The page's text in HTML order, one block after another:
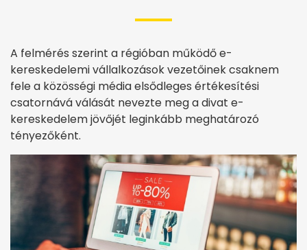
A felmérés szerint a régióban működő e-
kereskedelemi vállalkozások vezetőinek csaknem
fele a közösségi média elsődleges értékesítési
csatornává válását nevezte meg a divat e-
kereskedelem jövőjét leginkább meghatározó
tényezőként.